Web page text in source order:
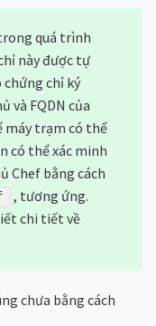
quá trình
này được tự
chứng chỉ ký
và FQDN của
máy trạm có thể
có thể xác minh
Chef bằng cách
, tương ứng.
chi tiết về
chưa bằng cách